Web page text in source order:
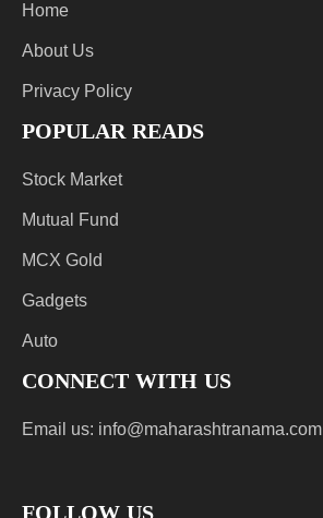
Home
About Us
Privacy Policy
POPULAR READS
Stock Market
Mutual Fund
MCX Gold
Gadgets
Auto
CONNECT WITH US
Email us: info@maharashtranama.com